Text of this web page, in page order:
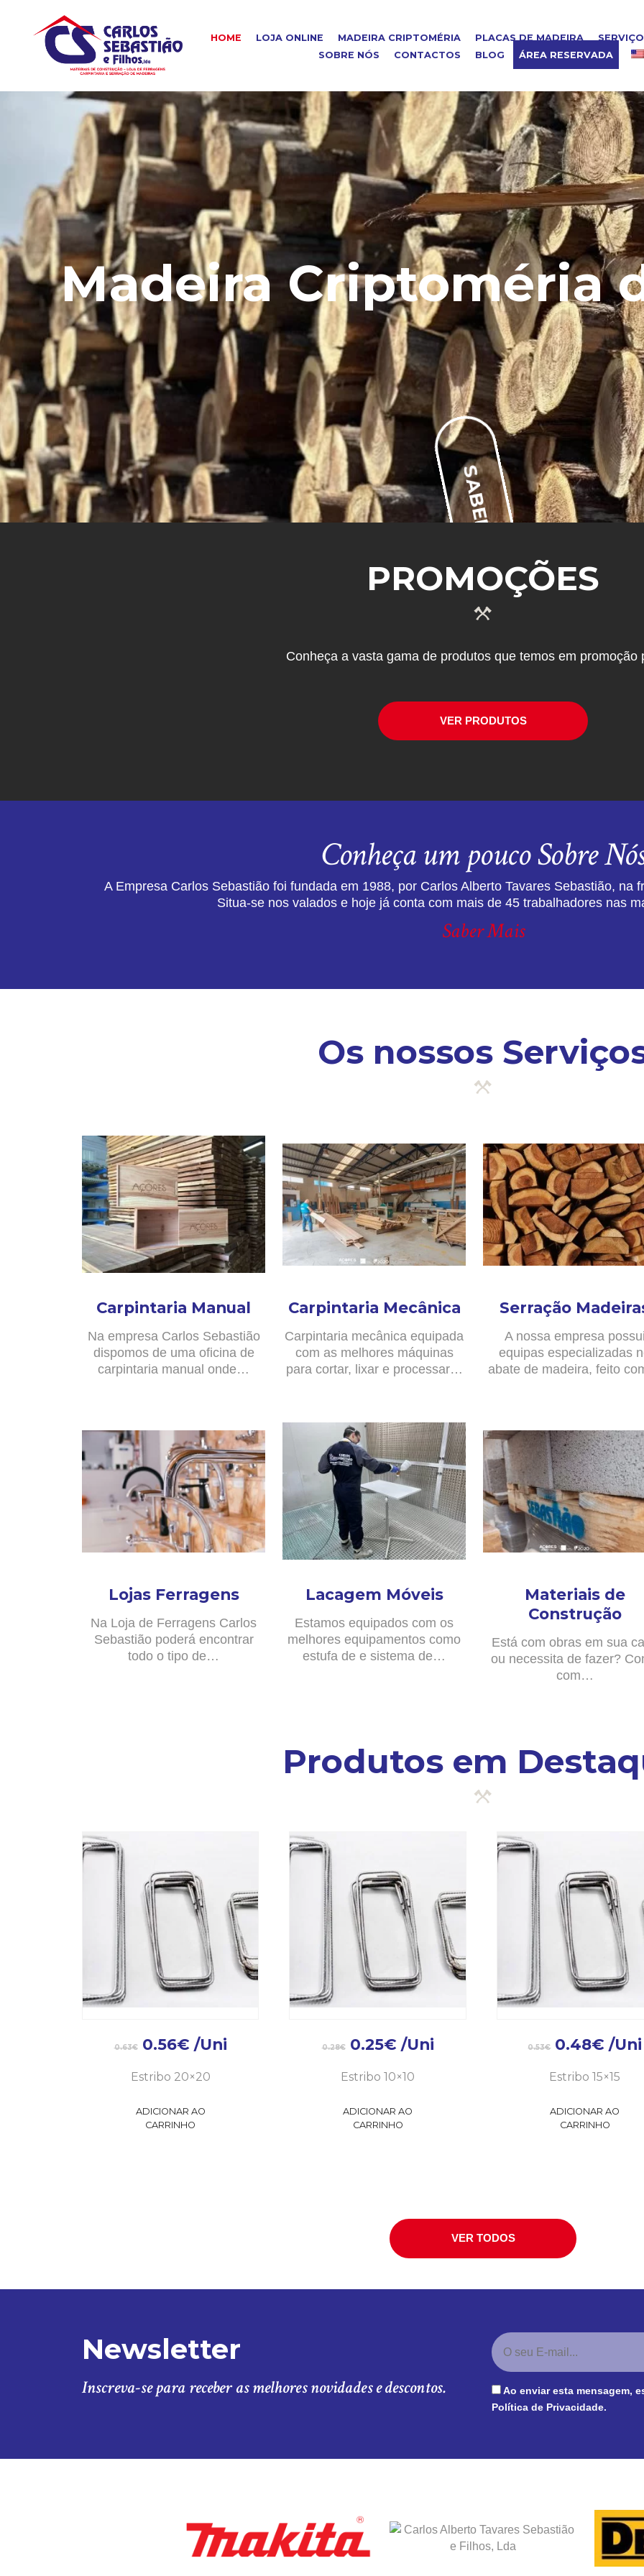
HOME LOJA ONLINE MADEIRA CRIPTOMÉRIA PLACAS DE MADEIRA
SOBRE NÓS
CONTACTOS BLOG ÁREA RESERVADA
Madeira Criptoméria
SABER MAIS
PROMOÇÕES
Conheça a vasta gama de produtos que temos em promoção
VER PRODUTOS
Conheça um pouco Sobre
A Empresa Carlos Sebastião foi fundada em 1988, por Carlos Alberto Tavares Sebastião, na
Situa-se nos valados e hoje já conta com mais de 45 trabalhadores nas
Saber Mais
Os nossos
Carpintaria Manual
Na empresa Carlos Sebastião
dispomos de uma oficina de
carpintaria manual onde…
Carpintaria Mecânica
Carpintaria mecânica equipada
com as melhores máquinas
para cortar, lixar e processar…
Serração
A nossa empresa
equipas especializadas
abate de madeira, feito
Lojas Ferragens
Na Loja de Ferragens Carlos
Sebastião poderá encontrar
todo o tipo de…
Lacagem Móveis
Estamos equipados com os
melhores equipamentos como
estufa de e sistema de…
Materiais de
Construção
Está com obras em sua
ou necessita de fazer?
com…
Produtos em
0.63€ 0.56€ /Uni
Estribo 20×20
ADICIONAR AO
CARRINHO
0.28€ 0.25€ /Uni
Estribo 10×10
ADICIONAR AO
CARRINHO
0.53€ 0.48€ /Uni
Estribo 15×15
ADICIONAR AO
CARRINHO
VER TODOS
Newsletter
Inscreva-se para receber as melhores novidades e descontos.
Ao enviar esta mensagem,
Política de Privacidade.